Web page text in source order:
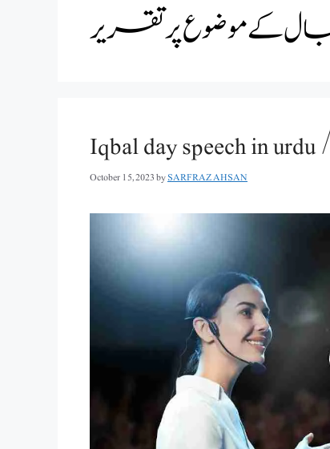
کے موضوع پر تقریر
October 15, 2023bySARFRAZ AHSAN